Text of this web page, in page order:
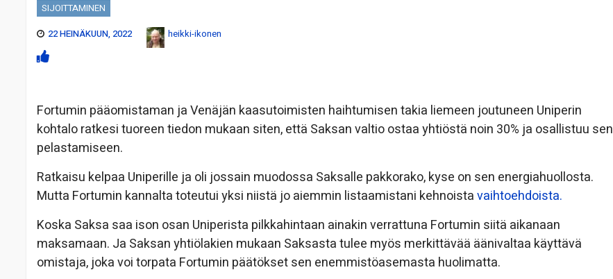
SIJOITTAMINEN
22 HEINÄKUUN, 2022
heikki-ikonen
Fortumin pääomistaman ja Venäjän kaasutoimisten haihtumisen takia liemeen joutuneen Uniperin
kohtalo ratkesi tuoreen tiedon mukaan siten, että Saksan valtio ostaa yhtiöstä noin 30% ja osallistuu sen
pelastamiseen.
Ratkaisu kelpaa Uniperille ja oli jossain muodossa Saksalle pakkorako, kyse on sen energiahuollosta.
Mutta Fortumin kannalta toteutui yksi niistä jo aiemmin listaamistani kehnoistavaihtoehdoista.
Koska Saksa saa ison osan Uniperista pilkkahintaan ainakin verrattuna Fortumin siitä aikanaan
maksamaan. Ja Saksan yhtiölakien mukaan Saksasta tulee myös merkittävää äänivaltaa käyttävä
omistaja, joka voi torpata Fortumin päätökset sen enemmistöasemasta huolimatta.